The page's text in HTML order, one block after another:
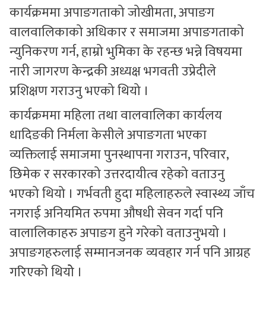
कार्यक्रममा अपाङगताको जोखीमता, अपाङग
वालवालिकाको अधिकार र समाजमा अपाङगताको
न्युनिकरण गर्न, हाम्रो भुमिका के रहन्छ भन्ने विषयमा
नारी जागरण केन्द्रकी अध्यक्ष भगवती उप्रेदीले
प्रशिक्षण गराउनु भएको थियो ।
कार्यक्रममा महिला तथा वालवालिका कार्यलय
धादिङकी निर्मला केसीले अपाङगता भएका
व्यक्तिलाई समाजमा पुनस्थापना गराउन, परिवार,
छिमेक र सरकारको उत्तरदायीत्व रहेको वताउनु
भएको थियो । गर्भवती हुदा महिलाहरुले स्वास्थ्य जाँच
नगराई अनियमित रुपमा औषधी सेवन गर्दा पनि
वालालिकाहरु अपाङग हुने गरेको वताउनुभयो ।
अपाङगहरुलाई सम्मानजनक व्यवहार गर्न पनि आग्रह
गरिएको थियोे ।